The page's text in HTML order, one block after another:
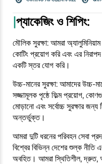
|প্যাকেজিং ও শিপিং:
মৌলিক সুরক্ষা: আমরা
কোটিং প্রয়োগ করি এবং এর নিরাপদ
একটি স্তর যোগ করি।
উচ্চ-মানের সুরক্ষা: আমাদের উচ্চ-
সজ্জামূলক পৃষ্ঠে ফিল্ম প্রয়োগ,
মোড়ানো এবং সর্বোচ্চ সুরক্ষার জন্য
অন্তর্ভুক্ত।
আমরা দুটি ধরনের পরিবহন সেবা
বিশ্বের বিভিন্ন দেশের শুল্ক নীতি
অবহিত। আমরা স্থিতিশীল, দ্রুত,